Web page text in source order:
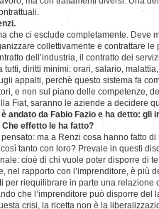
che ci esclude completamente. Deve
collettivamente e contrattare
dell’industria, il contratto dei
diritti minimi: orari, salario,
appalti, perchè questo sistema fa
e non sul piano delle competenze,
Fiat, saranno le aziende a decidere
andato da Fabio Fazio e ha detto: gli
effetto le ha fatto?
ma a Renzi cosa hanno fatto
così tanto con loro? Prevale in questi
cioè di chi vuole poter disporre di
nel rapporto con l’imprenditore, è più
per riequilibrare in parte una relazione
che l’imprenditore può disporre del
crisi, la ricetta non è la